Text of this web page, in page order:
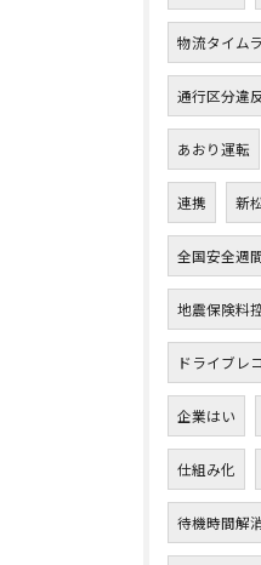
物流タイム
通行区分違
あおり運転
連携 新
全国安全週
地震保険料
ドライブレ
企業はい
仕組み化
待機時間解